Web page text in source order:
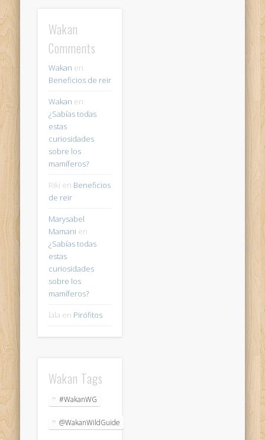
Wakan
Comments
Wakan en
Beneficios de reir
Wakan en
¿Sabías todas
estas
curiosidades
sobre los
mamíferos?
Riki en Beneficios
de reir
Marysabel
Mamani en
¿Sabías todas
estas
curiosidades
sobre los
mamíferos?
lala en Pirófitos
Wakan Tags
#WakanWG
@WakanWildGuide